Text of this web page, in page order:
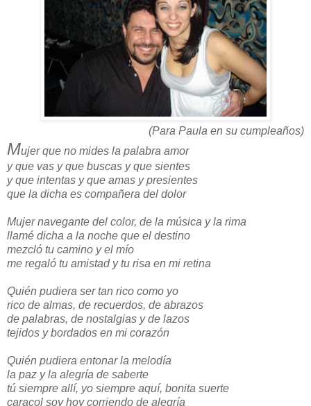
(Para Paula en su cumpleaños)
Mujer que no mides la palabra amor
y que vas y que buscas y que sientes
y que intentas y que amas y presientes
que la dicha es compañera del dolor
Mujer navegante del color, de la música y la rima
llamé dicha a la noche que el destino
mezcló tu camino y el mío
me regaló tu amistad y tu risa en mi retina
Quién pudiera ser tan rico como yo
rico de almas, de recuerdos, de abrazos
de palabras, de nostalgias y de lazos
tejidos y bordados en mi corazón
Quién pudiera entonar la melodía
la paz y la alegría de saberte
tú siempre allí, yo siempre aquí, bonita suerte
caracol soy hoy corriendo de alegría